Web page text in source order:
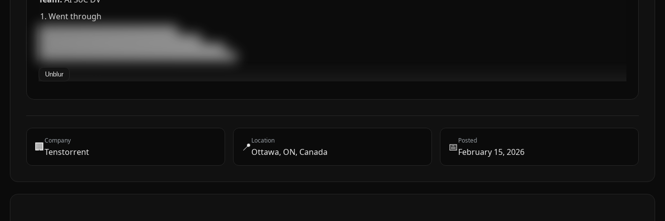
Went through
███████████████████████████████████
█████████████████████████████████████████
███████████████████████████████████████████████
██████████████████████████████████████████████████
Unblur
🏢Company
Tenstorrent 📍Location
Ottawa, ON, Canada 📅Posted
February 15, 2026